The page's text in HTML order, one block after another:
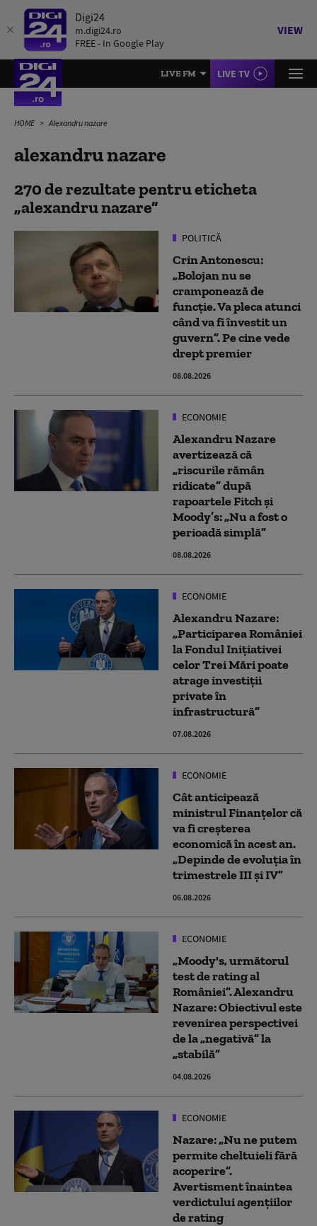
Digi24
m.digi24.ro
FREE - In Google Play
VIEW
LIVE FM LIVE TV
HOME Alexandru nazare
alexandru nazare
270 de rezultate pentru eticheta
alexandru nazare
POLITICĂ
Crin Antonescu:
„Bolojan nu se
cramponează de
funcție. Va pleca atunci
când va fi învestit un
guvern”. Pe cine vede
drept premier
08.08.2026
ECONOMIE
Alexandru Nazare
avertizează că
„riscurile rămân
ridicate” după
rapoartele Fitch și
Moody’s: „Nu a fost o
perioadă simplă”
08.08.2026
ECONOMIE
Alexandru Nazare:
„Participarea României
la Fondul Inițiativei
celor Trei Mări poate
atrage investiții
private în
infrastructură”
07.08.2026
ECONOMIE
Cât anticipează
ministrul Finanțelor că
va fi creşterea
economică în acest an.
„Depinde de evoluţia în
trimestrele III şi IV”
06.08.2026
ECONOMIE
„Moody's, următorul
test de rating al
României”. Alexandru
Nazare: Obiectivul este
revenirea perspectivei
de la „negativă” la
„stabilă”
04.08.2026
ECONOMIE
Nazare: „Nu ne putem
permite cheltuieli fără
acoperire”.
Avertisment înaintea
verdictului agențiilor
de rating